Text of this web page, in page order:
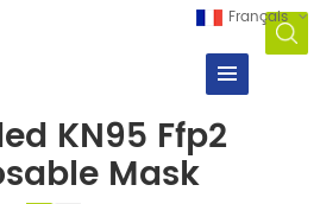
Français
KN95 Ffp2
Mask